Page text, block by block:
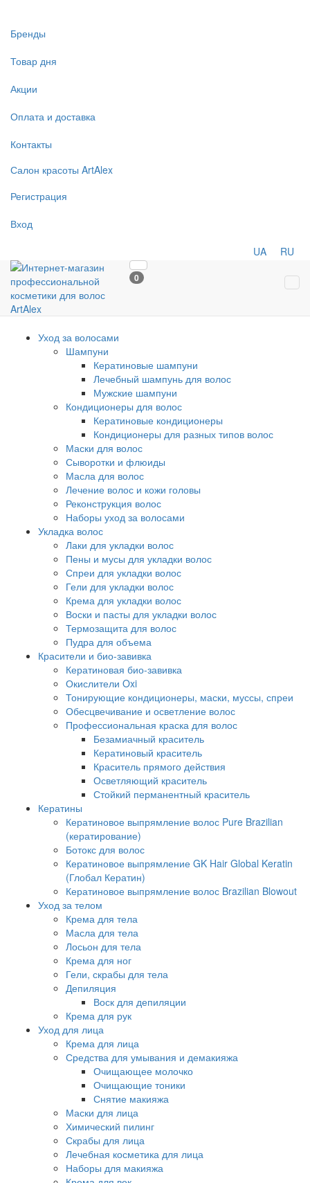
Бренды
Товар дня
Акции
Оплата и доставка
Контакты
Салон красоты ArtAlex
Регистрация
Вход
UA RU
0
Уход за волосами
Шампуни
Кератиновые шампуни
Лечебный шампунь для волос
Мужские шампуни
Кондиционеры для волос
Кератиновые кондиционеры
Кондиционеры для разных типов волос
Маски для волос
Сыворотки и флюиды
Масла для волос
Лечение волос и кожи головы
Реконструкция волос
Наборы уход за волосами
Укладка волос
Лаки для укладки волос
Пены и мусы для укладки волос
Спреи для укладки волос
Гели для укладки волос
Крема для укладки волос
Воски и пасты для укладки волос
Термозащита для волос
Пудра для объема
Красители и био-завивка
Кератиновая био-завивка
Окислители Oxi
Тонирующие кондиционеры, маски, муссы, спреи
Обесцвечивание и осветление волос
Профессиональная краска для волос
Безамиачный краситель
Кератиновый краситель
Краситель прямого действия
Осветляющий краситель
Стойкий перманентный краситель
Кератины
Кератиновое выпрямление волос Pure Brazilian
(кератирование)
Ботокс для волос
Кератиновое выпрямление GK Hair Global Keratin
(Глобал Кератин)
Кератиновое выпрямление волос Brazilian Blowout
Уход за телом
Крема для тела
Масла для тела
Лосьон для тела
Крема для ног
Гели, скрабы для тела
Депиляция
Воск для депиляции
Крема для рук
Уход для лица
Крема для лица
Средства для умывания и демакияжа
Очищающее молочко
Очищающие тоники
Снятие макияжа
Маски для лица
Химический пилинг
Скрабы для лица
Лечебная косметика для лица
Наборы для макияжа